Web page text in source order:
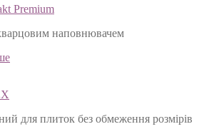
Premium
наповнювачем
для плиток без обмеження розмірів